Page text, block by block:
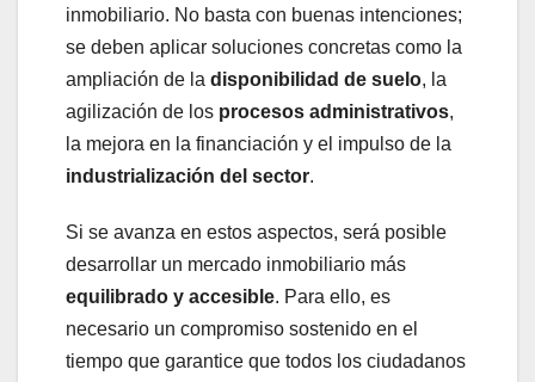
inmobiliario. No basta con buenas intenciones;
se deben aplicar soluciones concretas como la
ampliación de la disponibilidad de suelo, la
agilización de los procesos administrativos,
la mejora en la financiación y el impulso de la
industrialización del sector.
Si se avanza en estos aspectos, será posible
desarrollar un mercado inmobiliario más
equilibrado y accesible. Para ello, es
necesario un compromiso sostenido en el
tiempo que garantice que todos los ciudadanos